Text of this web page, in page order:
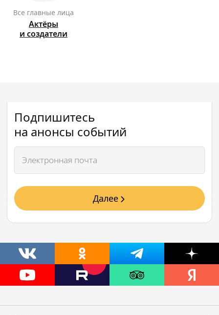
Все главные лица
Актёры
и создатели
Подпишитесь
на анонсы событий
Далее